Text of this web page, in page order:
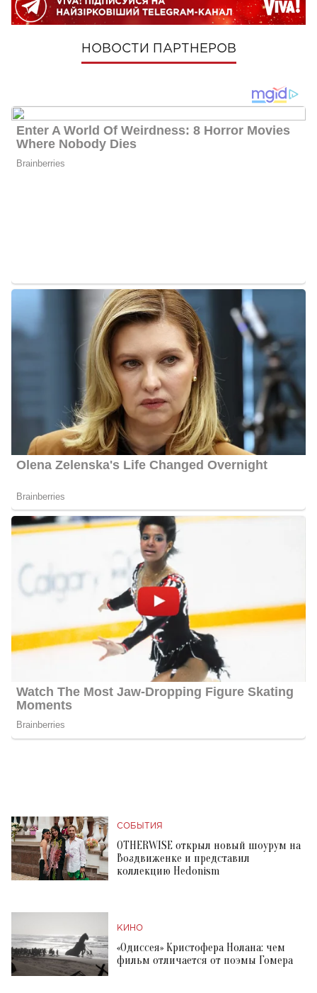
НОВОСТИ ПАРТНЕРОВ
СОБЫТИЯ
OTHERWISE открыл новый шоурум на
Воздвиженке и представил
коллекцию Hedonism
КИНО
«Одиссея» Кристофера Нолана: чем
фильм отличается от поэмы Гомера